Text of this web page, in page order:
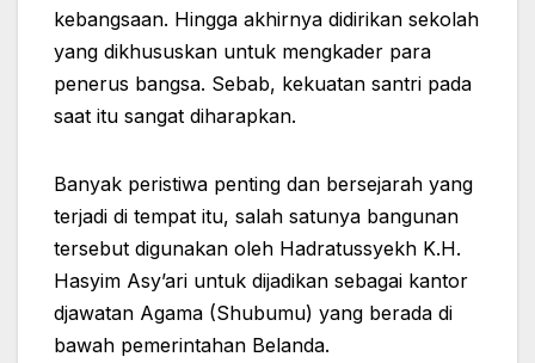
kebangsaan. Hingga akhirnya didirikan sekolah
yang dikhususkan untuk mengkader para
penerus bangsa. Sebab, kekuatan santri pada
saat itu sangat diharapkan.
Banyak peristiwa penting dan bersejarah yang
terjadi di tempat itu, salah satunya bangunan
tersebut digunakan oleh Hadratussyekh K.H.
Hasyim Asy’ari untuk dijadikan sebagai kantor
djawatan Agama (Shubumu) yang berada di
bawah pemerintahan Belanda.